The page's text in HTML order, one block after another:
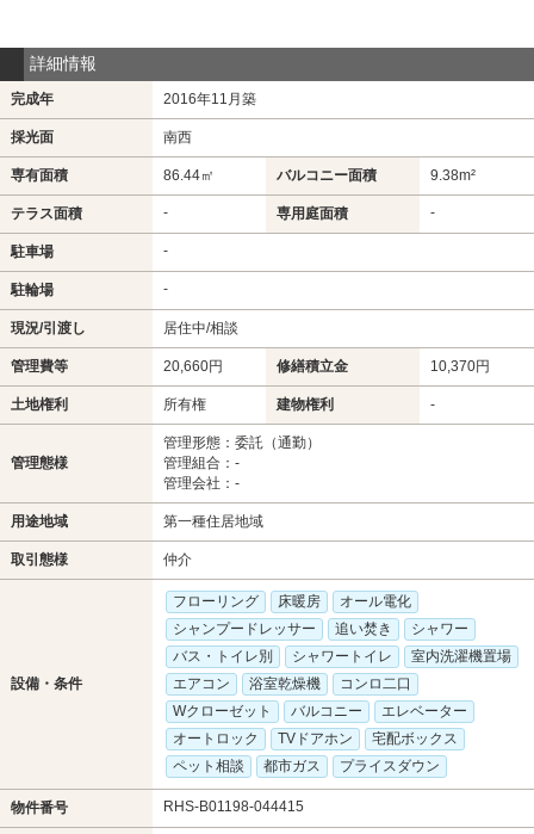
詳細情報
完成年 2016年11月築
採光面 南西
専有面積 86.44㎡ バルコニー面積 9.38m²
テラス面積 - 専用庭面積 -
駐車場 -
駐輪場 -
現況/引渡し 居住中/相談
管理費等 20,660円 修繕積立金 10,370円
土地権利 所有権 建物権利 -
管理態様
管理形態：委託（通勤）
管理組合：-
管理会社：-
用途地域 第一種住居地域
取引態様 仲介
設備・条件
フローリング 床暖房
オール電化
シャンプードレッサー
追い焚き
シャワー
バス・トイレ別
シャワートイレ
室内洗濯機置場
エアコン
浴室乾燥機
コンロ二口
Wクローゼット
バルコニー
エレベーター
オートロック
TVドアホン
宅配ボックス
ペット相談
都市ガス プライスダウン
物件番号 RHS-B01198-044415